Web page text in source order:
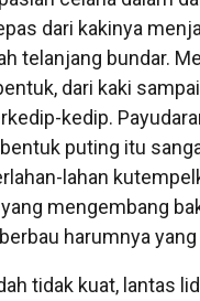
dari kakinya
telanjang bundar.
dari kaki
kedip.
puting itu
lahan
mengembang
harumnya yang
tidak kuat, lantas